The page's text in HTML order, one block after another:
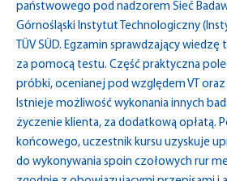
państwowego pod nadzorem Sieć
Górnośląski Instytut Technologiczny
TÜV SÜD. Egzamin sprawdzający
za pomocą testu. Część praktyczna
próbki, ocenianej pod względem VT
Istnieje możliwość wykonania innych
życzenie klienta, za dodatkową opłatą.
końcowego, uczestnik kursu uzyskuje
do wykonywania spoin czołowych rur